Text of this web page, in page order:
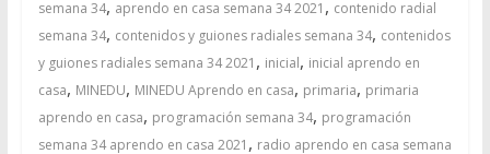
semana 34, aprendo en casa semana 34 2021 , contenido radial
semana 34, contenidos y guiones radiales semana 34, contenidos
y guiones radiales semana 34 2021 , inicial, inicial aprendo en
casa, MINEDU, MINEDU Aprendo en casa, primaria, primaria
aprendo en casa, programación semana 34, programación
semana 34 aprendo en casa 2021 , radio aprendo en casa semana